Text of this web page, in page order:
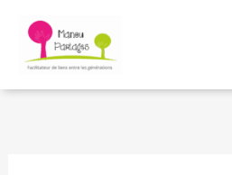
contenu